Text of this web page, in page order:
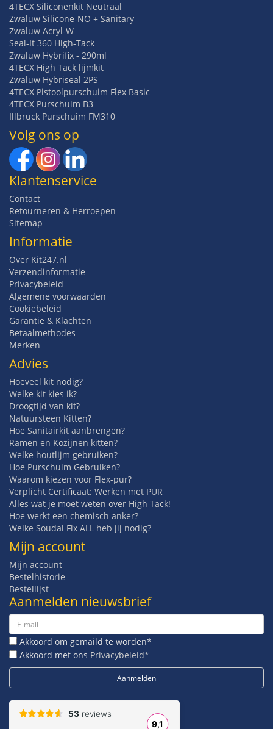
4TECX Siliconenkit Neutraal
Zwaluw Silicone-NO + Sanitary
Zwaluw Acryl-W
Seal-It 360 High-Tack
Zwaluw Hybrifix - 290ml
4TECX High Tack lijmkit
Zwaluw Hybriseal 2PS
4TECX Pistoolpurschuim Flex Basic
4TECX Purschuim B3
Illbruck Purschuim FM310
Volg ons op
Klantenservice
Contact
Retourneren & Herroepen
Sitemap
Informatie
Over Kit247.nl
Verzendinformatie
Privacybeleid
Algemene voorwaarden
Cookiebeleid
Garantie & Klachten
Betaalmethodes
Merken
Advies
Hoeveel kit nodig?
Welke kit kies ik?
Droogtijd van kit?
Natuursteen Kitten?
Hoe Sanitairkit aanbrengen?
Ramen en Kozijnen kitten?
Welke houtlijm gebruiken?
Hoe Purschuim Gebruiken?
Waarom kiezen voor Flex-pur?
Verplicht Certificaat: Werken met PUR
Alles wat je moet weten over High Tack!
Hoe werkt een chemisch anker?
Welke Soudal Fix ALL heb jij nodig?
Mijn account
Mijn account
Bestelhistorie
Bestellijst
Aanmelden nieuwsbrief
Akkoord om gemaild te worden*
Akkoord met ons Privacybeleid*